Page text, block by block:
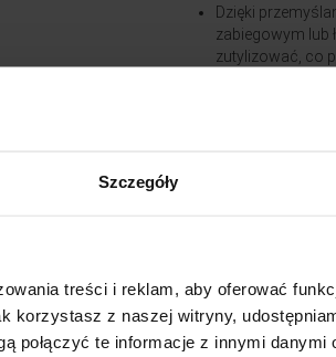
Szczegóły
treści i reklam, aby oferować
korzystasz z naszej witryny,
połączyć te informacje z innymi danymi
Dzięki
zabiegowym lub
zutylizować, co
Włóknina, z
sprawia, że
Podkłady
się do
Produkt
Specyfikacja
Podkład z włókniny o
dwie sztuki. Dzięki
zwiększa wygodę i